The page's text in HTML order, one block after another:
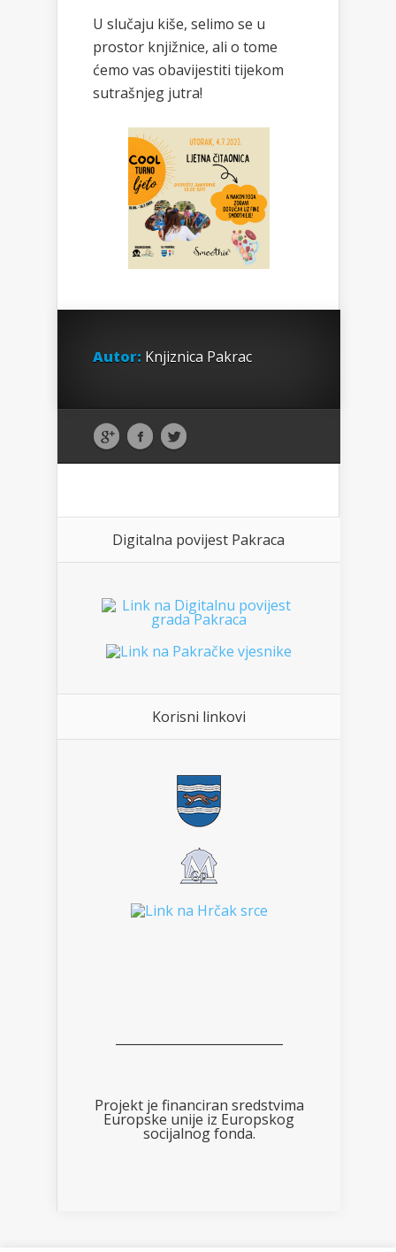
U slučaju kiše, selimo se u
prostor knjižnice, ali o tome
ćemo vas obavijestiti tijekom
sutrašnjeg jutra!
Autor: Knjiznica Pakrac
Digitalna povijest Pakraca
Korisni linkovi
Projekt je financiran sredstvima
Europske unije iz Europskog
socijalnog fonda.